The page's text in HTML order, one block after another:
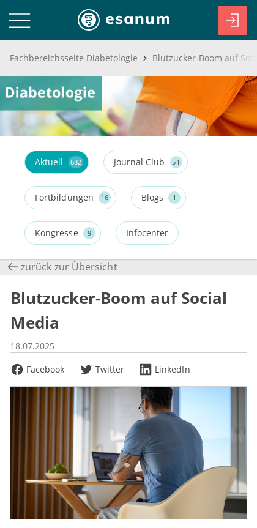
Fachbereichsseite Diabetologie Blutzucker-Boom auf
Aktuell 682 Journal Club 51
Fortbildungen 16 Blogs 1
Kongresse 9 Infocenter
zurück zur Übersicht
Blutzucker-Boom auf Social
Media
18.07.2025
Facebook
Twitter LinkedIn